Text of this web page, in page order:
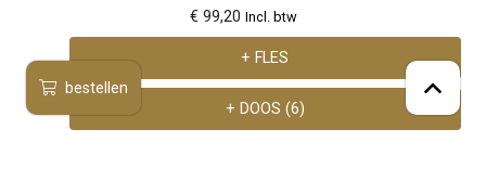
bestellen
€ 99,20 Incl. btw
+ FLES
+ DOOS (6)